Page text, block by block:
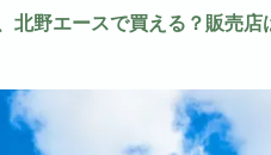
北野エースで買える？販売店